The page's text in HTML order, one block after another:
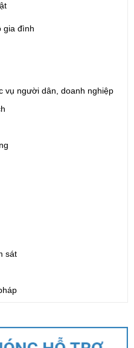
dữ liệu dùng chung tỉnh Lai
lực: (05/08/2026)
án đấu giá quyền sử dụng
dịch vụ năm 2026 trên địa
Chính phủ sửa đổi, bổ
32/2024/NĐ-CP ngày
tục hành chính được sửa
kinh doanh thuộc phạm vi
gia đình
vụ người dân, doanh nghiệp
sát